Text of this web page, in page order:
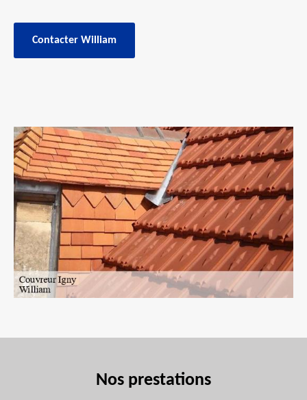
Contacter William
Nos prestations